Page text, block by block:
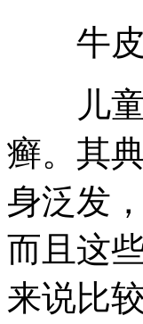
牛皮
儿童
癣。其
身泛发
而且这
来说比